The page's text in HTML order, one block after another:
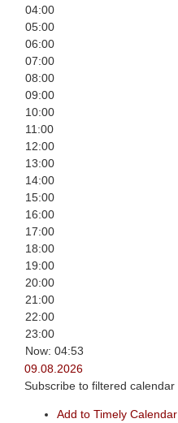
04:00
05:00
06:00
07:00
08:00
09:00
10:00
11:00
12:00
13:00
14:00
15:00
16:00
17:00
18:00
19:00
20:00
21:00
22:00
23:00
Now: 04:53
09.08.2026
Subscribe to filtered calendar
Add to Timely Calendar